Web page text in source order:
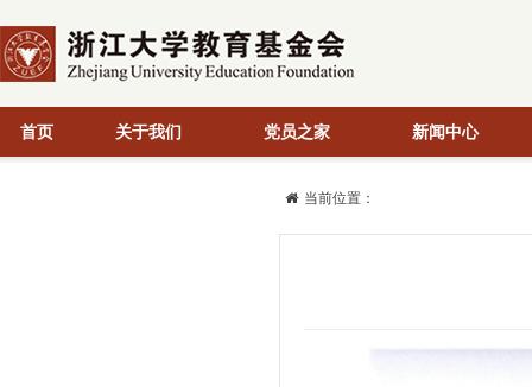
首页 关于我们 党员之家 新闻中心
当前位置：